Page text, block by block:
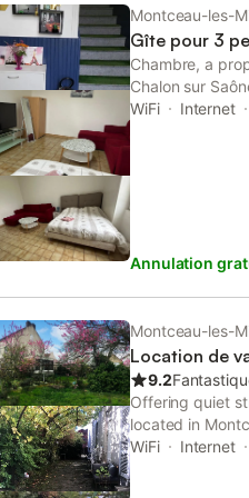
commun offre
sportifs en
mobilier de
accessible aux
des barres
Montceau-les-
Gîte pour 3
Chambre, a
Chalon sur
well as 49 km
WiFi Internet
Annulation
Montceau-les-
Location de
9.2
Offering quiet
located in
and 46 km from
WiFi Internet